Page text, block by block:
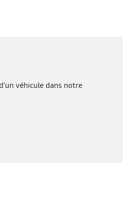
véhicule dans notre